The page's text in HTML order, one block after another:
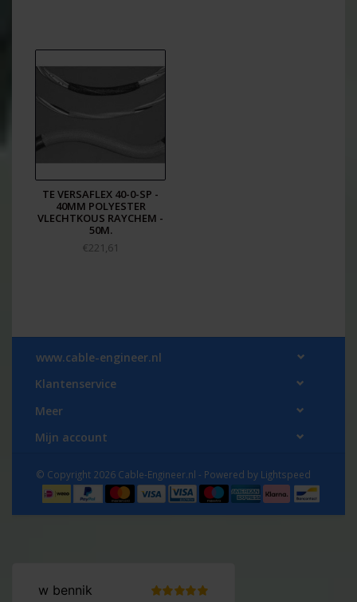
TE VERSAFLEX 40-0-SP -
40MM POLYESTER
VLECHTKOUS RAYCHEM -
50M.
€221,61
www.cable-engineer.nl
Klantenservice
Meer
Mijn account
© Copyright 2026 Cable-Engineer.nl - Powered by Lightspeed